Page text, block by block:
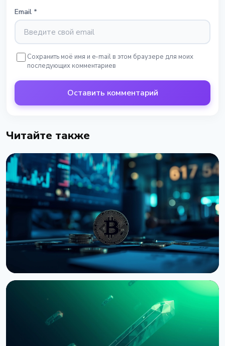
Email *
Сохранить моё имя и e-mail в этом браузере для моих
последующих комментариев
Оставить комментарий
Читайте также
Bernstein предупреждает об обвале
крипторынка из-за провала CLARITY Act в